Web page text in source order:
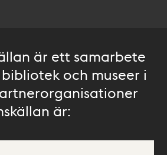
är ett samarbete
och museer i
är: